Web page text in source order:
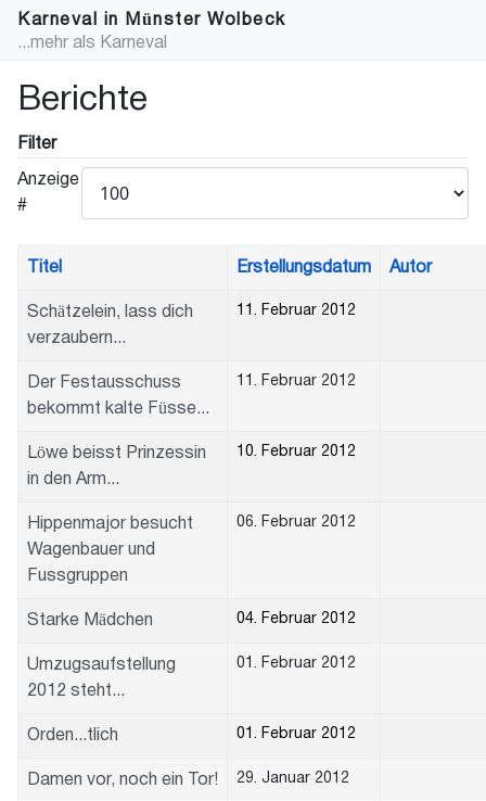
Karneval in Münster Wolbeck
...mehr als Karneval
Berichte
Filter
Anzeige
#
Titel Erstellungsdatum Autor
Schätzelein, lass dich
verzaubern...
11. Februar 2012
Der Festausschuss
bekommt kalte Füsse...
11. Februar 2012
Löwe beisst Prinzessin
in den Arm...
10. Februar 2012
Hippenmajor besucht
Wagenbauer und
Fussgruppen
06. Februar 2012
Starke Mädchen 04. Februar 2012
Umzugsaufstellung
2012 steht...
01. Februar 2012
Orden...tlich 01. Februar 2012
Damen vor, noch ein Tor! 29. Januar 2012